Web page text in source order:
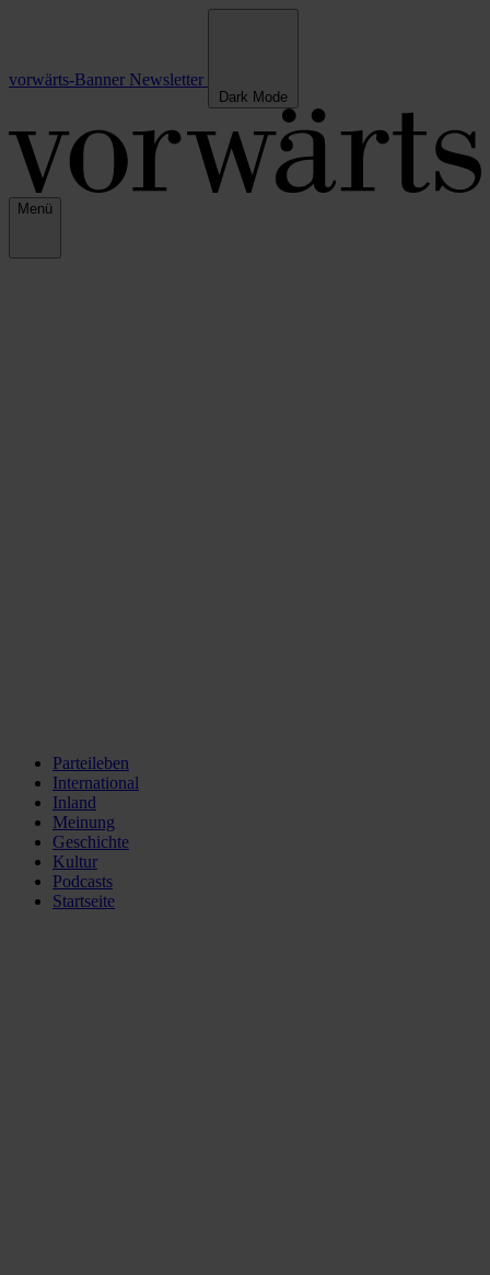
vorwärts-Banner Newsletter
Dark Mode
Menü
Parteileben
International
Inland
Meinung
Geschichte
Kultur
Podcasts
Startseite